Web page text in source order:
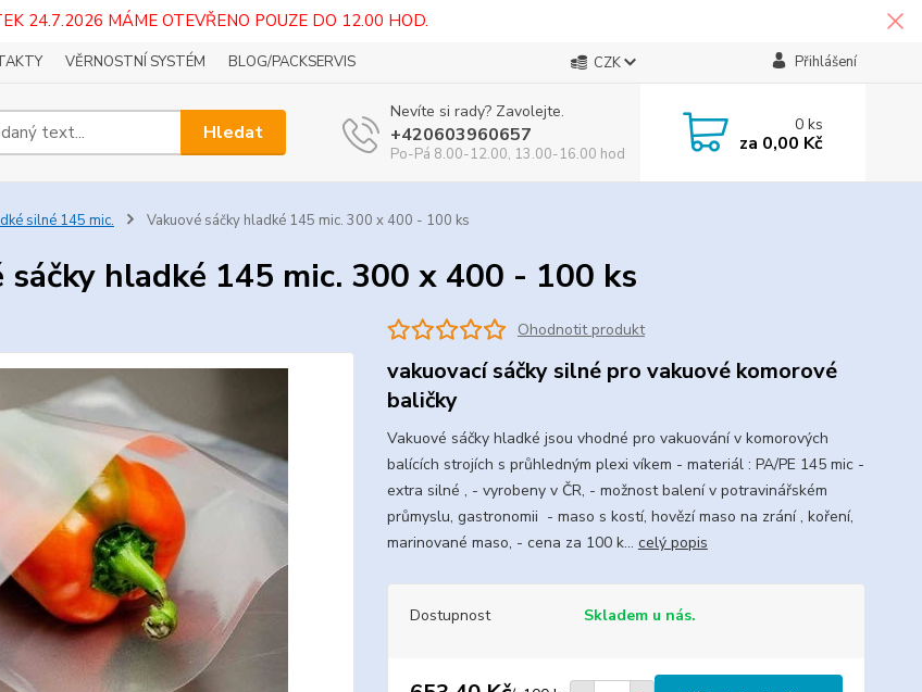
24.7.2026 MÁME OTEVŘENO POUZE DO 12.00 HOD.
VĚRNOSTNÍ SYSTÉM BLOG/PACKSERVIS CZK Přihlášení
Hledat
Nevíte si rady? Zavolejte.
+420603960657
Po-Pá 8.00-12.00, 13.00-16.00 hod
0ks
za 0,00 Kč
silné 145 mic. Vakuové sáčky hladké 145 mic. 300 x 400 - 100 ks
sáčky hladké 145 mic. 300 x 400 - 100 ks
Ohodnotit produkt
vakuovací sáčky silné pro vakuové komorové
baličky
Vakuové sáčky hladké jsou vhodné pro vakuování v komorových
balících strojích s průhledným plexi víkem - materiál : PA/PE 145 mic -
extra silné , - vyrobeny v ČR, - možnost balení v potravinářském
průmyslu, gastronomii - maso s kostí, hovězí maso na zrání , koření,
marinované maso, - cena za 100 k... celý popis
Dostupnost Skladem u nás.